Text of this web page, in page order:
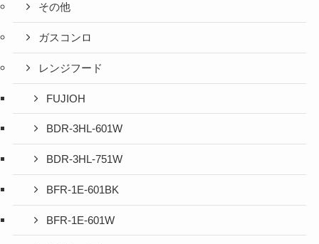
その他
ガスコンロ
レンジフード
FUJIOH
BDR-3HL-601W
BDR-3HL-751W
BFR-1E-601BK
BFR-1E-601W